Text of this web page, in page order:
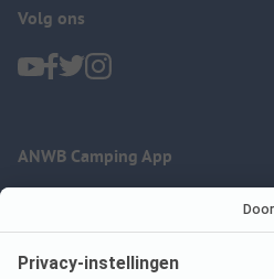
Volg ons
ANWB Camping App